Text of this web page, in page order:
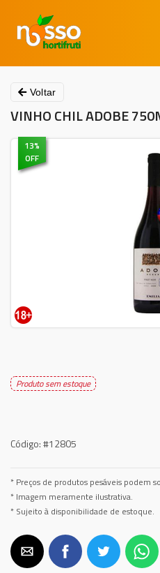
Voltar
VINHO CHIL ADOBE
13%
OFF
Produto sem estoque
Código:#12805
* Preços de produtos pesáveis podem
* Imagem meramente ilustrativa.
* Sujeito à disponibilidade de estoque.